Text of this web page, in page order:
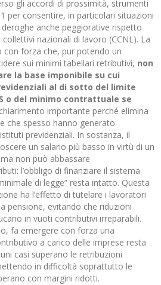
gli accordi di prossimità, strumenti
per consentire, in particolari situazioni
anche peggiorative rispetto
nazionali di lavoro (CCNL). La
con forza che, pur potendo un
sui minimi tabellari retributivi, non
la base imponibile su cui
al di sotto del limite
o del minimo contrattuale se
importante perché elimina
che spesso hanno generato
previdenziali. In sostanza, il
un salario più basso in virtù di un
non può abbassare
l’obbligo di finanziare il sistema
di legge” resta intatto. Questa
ha l’effetto di tutelare i lavoratori
pensione, evitando che riduzioni
in vuoti contributivi irreparabili.
fa emergere con forza una
a carico delle imprese resta
casi superano le retribuzioni
in difficoltà soprattutto le
con margini ridotti.